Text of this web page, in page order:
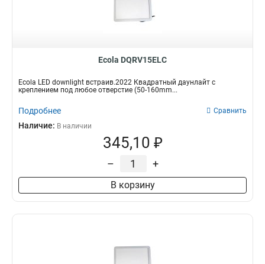
Ecola DQRV15ELC
Ecola LED downlight встраив.2022 Квадратный даунлайт с
креплением под любое отверстие (50-160mm...
Подробнее Сравнить
Наличие: В наличии
345,10 ₽
– +
В корзину